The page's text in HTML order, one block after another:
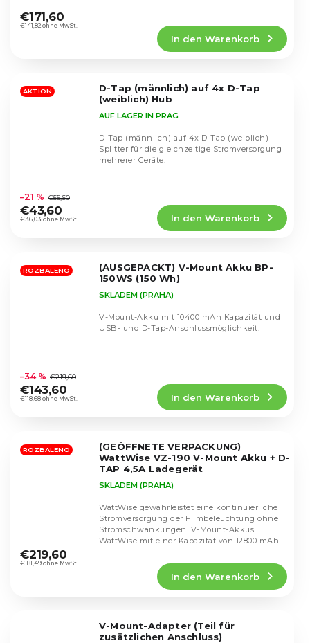
durchschnittliche
Produktbewertung
Sternen.
€141,82 ohne MwSt.
€171,60
In den Warenkorb
AKTION
D-Tap (männlich) auf 4x D-Tap
(weiblich) Hub
durchschnittliche
Produktbewertung
ist
Sternen.
AUF LAGER IN PRAG
€36,03 ohne MwSt.
–21 % €55,60
€43,60
In den Warenkorb
D-Tap (männlich) auf 4x D-Tap (weiblich)
Splitter für die gleichzeitige Stromversorgung
mehrerer Geräte.
ROZBALENO
(AUSGEPACKT) V-Mount Akku BP-
150WS (150 Wh)
durchschnittliche
Produktbewertung
ist
Sternen.
SKLADEM (PRAHA)
€118,68 ohne MwSt.
–34 % €219,60
€143,60
In den Warenkorb
V-Mount-Akku mit 10400 mAh Kapazität und
USB- und D-Tap-Anschlussmöglichkeit.
ROZBALENO
(GEÖFFNETE VERPACKUNG)
WattWise VZ-190 V-Mount Akku + D-
TAP 4,5A Ladegerät
durchschnittliche
Produktbewertung
SKLADEM (PRAHA)
€181,49 ohne MwSt.
€219,60
In den Warenkorb
WattWise gewährleistet eine kontinuierliche
Stromversorgung der Filmbeleuchtung ohne
Stromschwankungen. V-Mount-Akkus
WattWise mit einer Kapazität von 12800 mAh
V-Mount-Adapter (Teil für
zusätzlichen Anschluss)